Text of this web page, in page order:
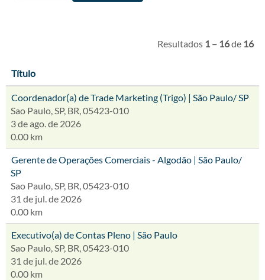
Resultados 1 – 16de 16
Título
Coordenador(a) de Trade Marketing (Trigo) | São Paulo/ SP
Sao Paulo, SP, BR, 05423-010
3 de ago. de 2026
0.00 km
Gerente de Operações Comerciais - Algodão | São Paulo/
SP
Sao Paulo, SP, BR, 05423-010
31 de jul. de 2026
0.00 km
Executivo(a) de Contas Pleno | São Paulo
Sao Paulo, SP, BR, 05423-010
31 de jul. de 2026
0.00 km